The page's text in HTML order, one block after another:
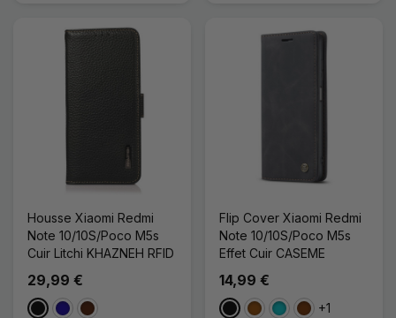
Housse Xiaomi Redmi
Note 10/10S/Poco M5s
Cuir Litchi KHAZNEH RFID
29,99 €
NoirBleu Foncé
Marron Foncé
Flip Cover Xiaomi Redmi
Note 10/10S/Poco M5s
Effet Cuir CASEME
14,99 €
NoirMarronTurquoise
Café+1